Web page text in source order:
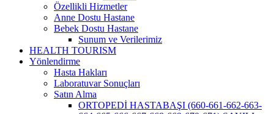
Özellikli Hizmetler
Anne Dostu Hastane
Bebek Dostu Hastane
Sunum ve Verilerimiz
HEALTH TOURISM
Yönlendirme
Hasta Hakları
Laboratuvar Sonuçları
Satın Alma
ORTOPEDİ HASTABAŞI (660-661-662-663-